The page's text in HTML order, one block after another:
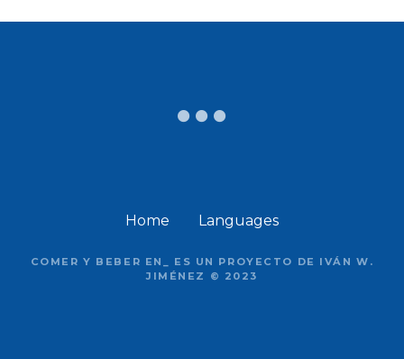
Home Languages
COMER Y BEBER EN_ ES UN PROYECTO DE IVÁN W.
JIMÉNEZ © 2023